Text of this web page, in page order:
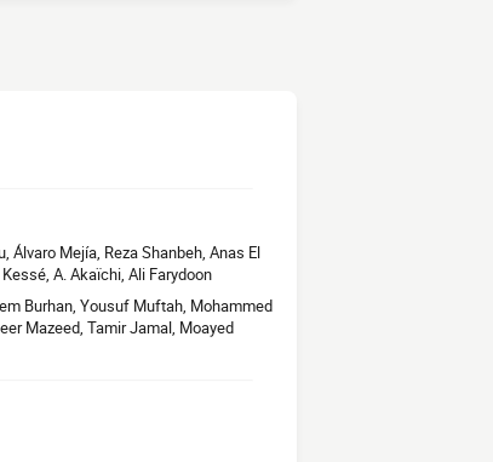
Álvaro Mejía, Reza Shanbeh, Anas El
A. Akaïchi, Ali Farydoon
Burhan, Yousuf Muftah, Mohammed
Mazeed, Tamir Jamal, Moayed